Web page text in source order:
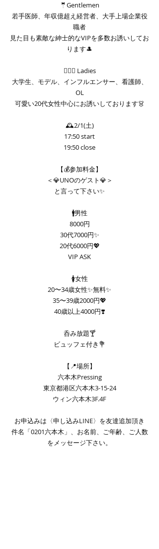
🤵Gentlemen
若手医師、年収億超え経営者、大手上場企業役
職者
見た目も素敵な紳士的なVIPを多数お誘いしてお
ります🎩
🤵🏼‍♀ Ladies
大学生、モデル、インフルエンサー、看護師、
OL
可愛い20代女性中心にお誘いしております👗
🕰️2/1(土)
17:50 start
19:50 close
【💰参加料金】
＜💎UNOのゲスト💎＞
と言って下さい✨
🚹男性
8000円
30代7000円✨
20代6000円💖
VIP ASK
🚺女性
20〜34歳女性✨無料✨
35〜39歳2000円💖
40歳以上4000円❣️
呑み放題🍸
ビュッフェ付き💐
【📍場所】
六本木Pressing
東京都港区六本木3-15-24
ウィン六本木3F.4F
お申込みは〈申し込みLINE〉を友達追加頂き
件名「0201六本木」、お名前、ご年齢、ご人数
をメッセージ下さい。